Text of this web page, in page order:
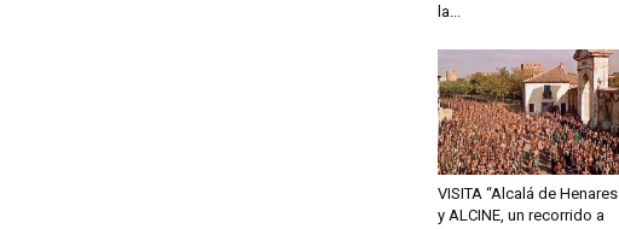
la...
VISITA “Alcalá de Henares
y ALCINE, un recorrido a